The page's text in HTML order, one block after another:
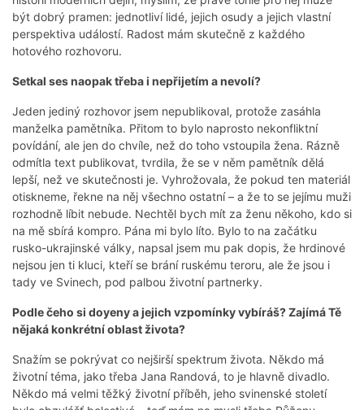
být dobrý pramen: jednotliví lidé, jejich osudy a jejich vlastní
perspektiva událostí. Radost mám skutečně z každého
hotového rozhovoru.
Setkal ses naopak třeba i nepřijetím a nevolí?
Jeden jediný rozhovor jsem nepublikoval, protože zasáhla
manželka pamětníka. Přitom to bylo naprosto nekonfliktní
povídání, ale jen do chvíle, než do toho vstoupila žena. Rázně
odmítla text publikovat, tvrdila, že se v něm pamětník dělá
lepší, než ve skutečnosti je. Vyhrožovala, že pokud ten materiál
otiskneme, řekne na něj všechno ostatní – a že to se jejímu muži
rozhodně líbit nebude. Nechtěl bych mít za ženu někoho, kdo si
na mě sbírá kompro. Pána mi bylo líto. Bylo to na začátku
rusko-ukrajinské války, napsal jsem mu pak dopis, že hrdinové
nejsou jen ti kluci, kteří se brání ruskému teroru, ale že jsou i
tady ve Svinech, pod palbou životní partnerky.
Podle čeho si doyeny a jejich vzpomínky vybíráš? Zajímá Tě
nějaká konkrétní oblast života?
Snažím se pokrývat co nejširší spektrum života. Někdo má
životní téma, jako třeba Jana Randová, to je hlavně divadlo.
Někdo má velmi těžký životní příběh, jeho svinenské století